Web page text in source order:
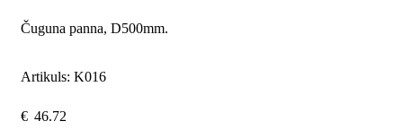
Čuguna panna, D500mm.
Artikuls: K016
€ 46.72